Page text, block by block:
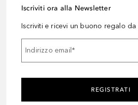
Iscriviti ora alla Newsletter
Iscriviti e ricevi un buono regalo da
Indirizzo email *
REGISTRATI